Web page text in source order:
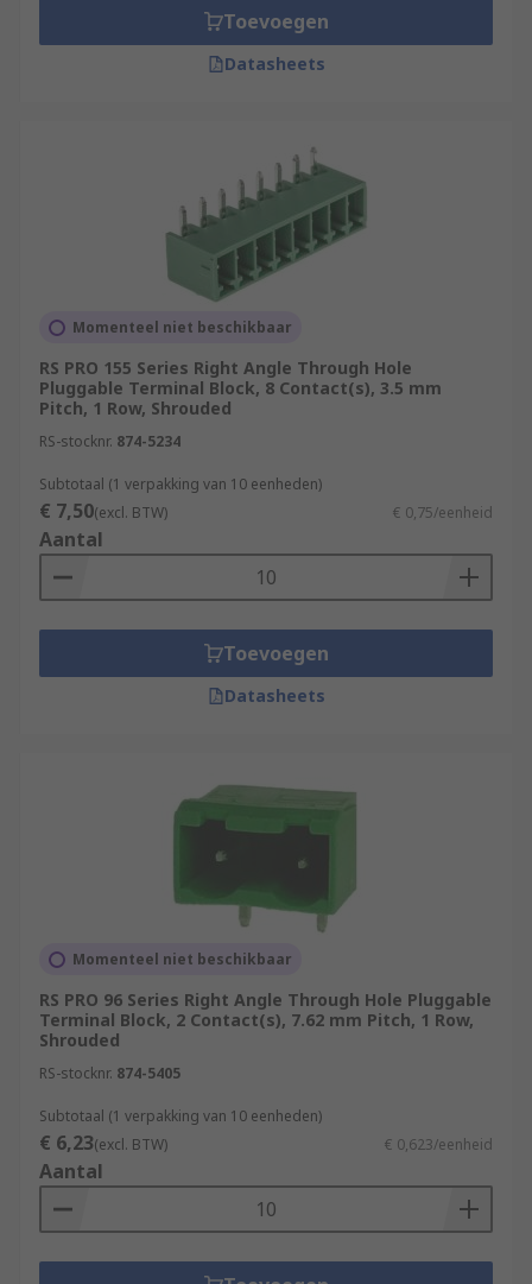
Toevoegen
Datasheets
Momenteel niet beschikbaar
RS PRO 155 Series Right Angle Through Hole
Pluggable Terminal Block, 8 Contact(s), 3.5 mm
Pitch, 1 Row, Shrouded
RS-stocknr. 874-5234
Subtotaal (1 verpakking van 10 eenheden)
€ 7,50(excl. BTW) € 0,75/eenheid
Aantal
Toevoegen
Datasheets
Momenteel niet beschikbaar
RS PRO 96 Series Right Angle Through Hole Pluggable
Terminal Block, 2 Contact(s), 7.62 mm Pitch, 1 Row,
Shrouded
RS-stocknr. 874-5405
Subtotaal (1 verpakking van 10 eenheden)
€ 6,23(excl. BTW) € 0,623/eenheid
Aantal